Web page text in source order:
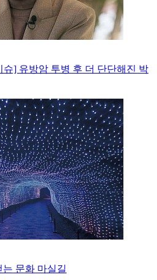
슈] 유방암 투병 후 더 단단해진 박
문화 마실길